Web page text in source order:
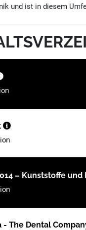
und ist in diesem
– Kunststoffe
- The Dental